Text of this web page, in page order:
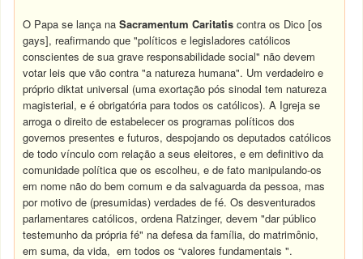
O Papa se lança naSacramentum Caritatis contra os Dico [os
gays], reafirmando que "políticos e legisladores católicos
conscientes de sua grave responsabilidade social" não devem
votar leis que vão contra "a natureza humana". Um verdadeiro e
próprio diktat universal (uma exortação pós sinodal tem natureza
magisterial, e é obrigatória para todos os católicos). A Igreja se
arroga o direito de estabelecer os programas políticos dos
governos presentes e futuros, despojando os deputados católicos
de todo vínculo com relação a seus eleitores, e em definitivo da
comunidade política que os escolheu, e de fato manipulando-os
em nome não do bem comum e da salvaguarda da pessoa, mas
por motivo de (presumidas) verdades de fé. Os desventurados
parlamentares católicos, ordena Ratzinger, devem "dar público
testemunho da própria fé" na defesa da família, do matrimônio,
em suma, da vida, em todos os “valores fundamentais ".